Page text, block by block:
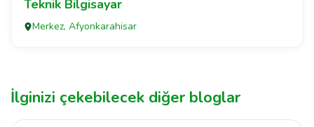
Teknik Bilgisayar
Merkez, Afyonkarahisar
İlginizi çekebilecek diğer bloglar